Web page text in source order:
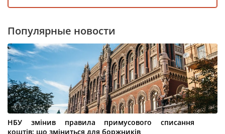
Популярные новости
НБУ змінив правила примусового списання
коштів: що зміниться для боржників